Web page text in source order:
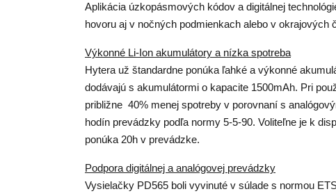
Aplikácia úzkopásmových kódov a digitálnej
hovoru aj v nočných podmienkach alebo v okrajových
Výkonné Li-Ion akumulátory a nízka spotreba
Hytera už štandardne ponúka ľahké a výkonné
dodávajú s akumulátormi o kapacite 1500mAh. Pri
približne 40% menej spotreby v porovnaní s
hodín prevádzky podľa normy 5-5-90. Voliteľne je k
ponúka 20h v prevádzke.
Podpora digitálnej a analógovej prevádzky
Vysielačky PD565 boli vyvinuté v súlade s normou